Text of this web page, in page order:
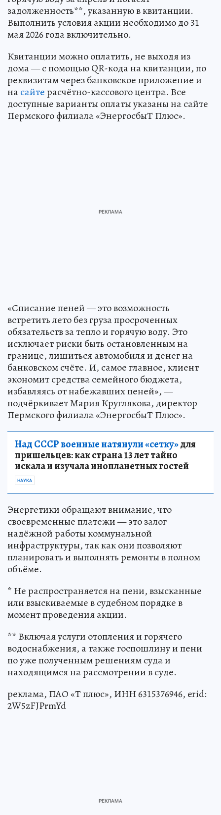
задолженность**, указанную в квитанции.
Выполнить условия акции необходимо до 31
мая 2026 года включительно.
Квитанции можно оплатить, не выходя из
дома — с помощью QR-кода на квитанции, по
реквизитам через банковское приложение и
насайтерасчётно-кассового центра. Все
доступные варианты оплаты указаны на сайте
Пермского филиала «ЭнергосбыТ Плюс».
«Списание пеней — это возможность
встретить лето без груза просроченных
обязательств за тепло и горячую воду. Это
исключает риски быть остановленным на
границе, лишиться автомобиля и денег на
банковском счёте. И, самое главное, клиент
экономит средства семейного бюджета,
избавляясь от набежавших пеней», —
подчёркивает Мария Круглякова, директор
Пермского филиала «ЭнергосбыТ Плюс».
Над СССР военные натянули «сетку»для
пришельцев: как страна 13 лет тайно
искала и изучала инопланетных гостей
НАУКА
Энергетики обращают внимание, что
своевременные платежи — это залог
надёжной работы коммунальной
инфраструктуры, так как они позволяют
планировать и выполнять ремонты в полном
объёме.
* Не распространяется на пени, взысканные
или взыскиваемые в судебном порядке в
момент проведения акции.
** Включая услуги отопления и горячего
водоснабжения, а также госпошлину и пени
по уже полученным решениям суда и
находящимся на рассмотрении в суде.
реклама, ПАО «Т плюс», ИНН 6315376946, erid:
2W5zFJPrmYd